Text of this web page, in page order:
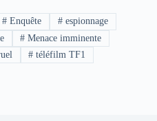
# Enquête # espionnage
# Menace imminente
# téléfilm TF1